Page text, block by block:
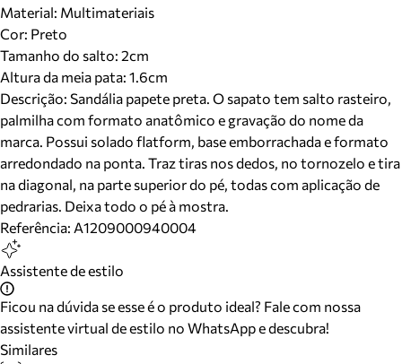
Material: Multimateriais
Cor: Preto
Tamanho do salto: 2cm
Altura da meia pata: 1.6cm
Descrição: Sandália papete preta. O sapato tem salto rasteiro,
palmilha com formato anatômico e gravação do nome da
marca. Possui solado flatform, base emborrachada e formato
arredondado na ponta. Traz tiras nos dedos, no tornozelo e tira
na diagonal, na parte superior do pé, todas com aplicação de
pedrarias. Deixa todo o pé à mostra.
Referência: A1209000940004
Assistente de estilo
Ficou na dúvida se esse é o produto ideal? Fale com nossa
assistente virtual de estilo no WhatsApp e descubra!
Similares